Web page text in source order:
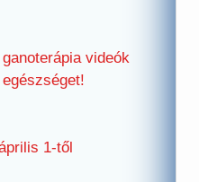
videók
1-től